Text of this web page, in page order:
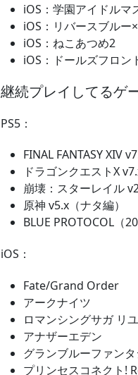
iOS：学園アイドルマ
iOS：リバースブルー
iOS：ねこあつめ2
iOS：ドールズフロン
継続プレイしてるゲ
PS5：
FINAL FANTASY XIV
ドラゴンクエストX
崩壊：スターレイル
原神 v5.x（ナタ編）
BLUE PROTOCOL（
iOS：
Fate/Grand Order
アークナイツ
ロマンシングサガ リ
アナザーエデン
グランブルーファン
プリンセスコネクト!